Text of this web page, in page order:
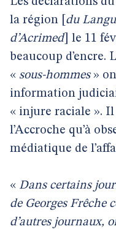
la région [ du
d’Acrimed] le 11
beaucoup
« sous-hommes»
information
« injure raciale ».
l’Accroche qu’à
médiatique de
« Dans certains
de Georges Frêche
d’autres journaux,